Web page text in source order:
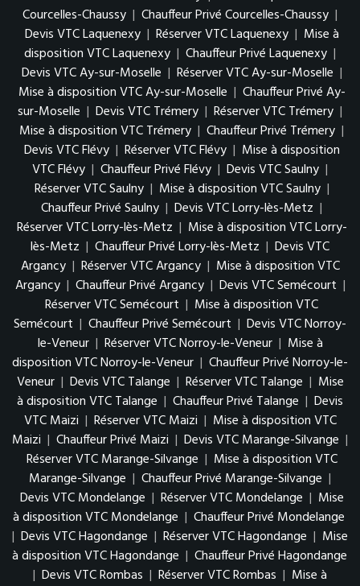
Courcelles-Chaussy | Chauffeur Privé Courcelles-Chaussy |
Devis VTC Laquenexy | Réserver VTC Laquenexy | Mise à
disposition VTC Laquenexy | Chauffeur Privé Laquenexy |
Devis VTC Ay-sur-Moselle | Réserver VTC Ay-sur-Moselle |
Mise à disposition VTC Ay-sur-Moselle | Chauffeur Privé Ay-
sur-Moselle | Devis VTC Trémery | Réserver VTC Trémery |
Mise à disposition VTC Trémery | Chauffeur Privé Trémery |
Devis VTC Flévy | Réserver VTC Flévy | Mise à disposition
VTC Flévy | Chauffeur Privé Flévy | Devis VTC Saulny |
Réserver VTC Saulny | Mise à disposition VTC Saulny |
Chauffeur Privé Saulny | Devis VTC Lorry-lès-Metz |
Réserver VTC Lorry-lès-Metz | Mise à disposition VTC Lorry-
lès-Metz | Chauffeur Privé Lorry-lès-Metz | Devis VTC
Argancy | Réserver VTC Argancy | Mise à disposition VTC
Argancy | Chauffeur Privé Argancy | Devis VTC Semécourt |
Réserver VTC Semécourt | Mise à disposition VTC
Semécourt | Chauffeur Privé Semécourt | Devis VTC Norroy-
le-Veneur | Réserver VTC Norroy-le-Veneur | Mise à
disposition VTC Norroy-le-Veneur | Chauffeur Privé Norroy-le-
Veneur | Devis VTC Talange | Réserver VTC Talange | Mise
à disposition VTC Talange | Chauffeur Privé Talange | Devis
VTC Maizi | Réserver VTC Maizi | Mise à disposition VTC
Maizi | Chauffeur Privé Maizi | Devis VTC Marange-Silvange |
Réserver VTC Marange-Silvange | Mise à disposition VTC
Marange-Silvange | Chauffeur Privé Marange-Silvange |
Devis VTC Mondelange | Réserver VTC Mondelange | Mise
à disposition VTC Mondelange | Chauffeur Privé Mondelange
| Devis VTC Hagondange | Réserver VTC Hagondange | Mise
à disposition VTC Hagondange | Chauffeur Privé Hagondange
| Devis VTC Rombas | Réserver VTC Rombas | Mise à